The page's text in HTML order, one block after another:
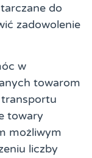
do
zadowolenie
w
towarom
towary
możliwym
liczby